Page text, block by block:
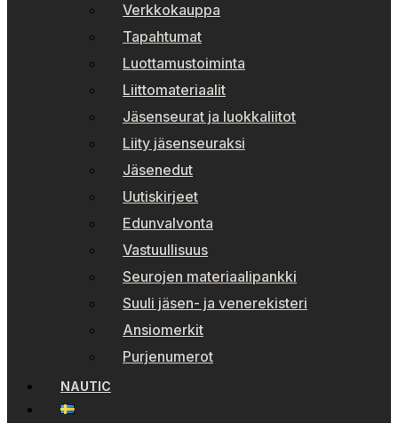
Verkkokauppa
Tapahtumat
Luottamustoiminta
Liittomateriaalit
Jäsenseurat ja luokkaliitot
Liity jäsenseuraksi
Jäsenedut
Uutiskirjeet
Edunvalvonta
Vastuullisuus
Seurojen materiaalipankki
Suuli jäsen- ja venerekisteri
Ansiomerkit
Purjenumerot
NAUTIC